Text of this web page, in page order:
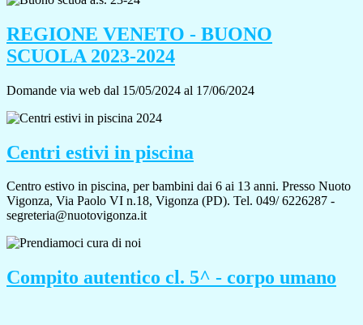
REGIONE VENETO - BUONO
SCUOLA 2023-2024
Domande via web dal 15/05/2024 al 17/06/2024
Centri estivi in piscina
Centro estivo in piscina, per bambini dai 6 ai 13 anni. Presso Nuoto
Vigonza, Via Paolo VI n.18, Vigonza (PD). Tel. 049/ 6226287 -
segreteria@nuotovigonza.it
Compito autentico cl. 5^ - corpo umano